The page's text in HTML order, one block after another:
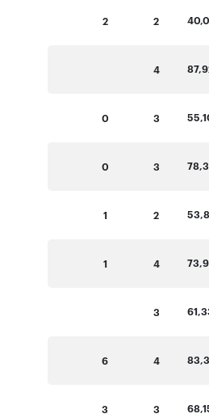
2 2
4
0 3
0 3
1 2
1 4
3
6 4
3 3